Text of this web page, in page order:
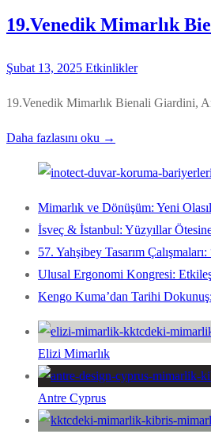
19.Venedik Mimarlık
Şubat 13, 2025 Etkinlikler
19.Venedik Mimarlık Bienali Giardini,
Daha fazlasını oku →
Mimarlık ve Dönüşüm: Yeni
İsveç & İstanbul: Yüzyıllar
57. Yahşibey Tasarım
Ulusal Ergonomi Kongresi:
Kengo Kuma’dan Tarihi
Elizi Mimarlık
Antre Cyprus